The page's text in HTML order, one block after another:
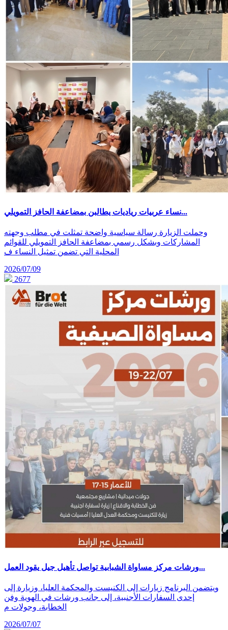
نساء عربيات رياديات يطالبن بمضاعفة الحافز التمويلي...
وحملت الزيارة رسالة سياسية واضحة تمثلت في مطلب وجهته
المشاركات وبشكل رسمي بمضاعفة الحافز التمويلي للقوائم
المحلية التي تضمن تمثيل النساء ف
2026/07/09
2677
ورشات مركز مساواة الشبابية تواصل تأهيل جيل يقود العمل...
ويتضمن البرنامج زيارات إلى الكنيست والمحكمة العليا، وزيارة إلى
إحدى السفارات الأجنبية، إلى جانب ورشات في الهوية وفن
الخطابة، وجولات م
2026/07/07